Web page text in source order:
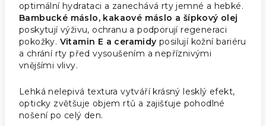
optimální hydrataci a zanechává rty jemné a hebké.
Bambucké máslo, kakaové máslo a šípkový olej
poskytují výživu, ochranu a podporují regeneraci
pokožky. Vitamin E a ceramidy posilují kožní bariéru
a chrání rty před vysoušením a nepříznivými
vnějšími vlivy.
Lehká nelepivá textura vytváří krásný lesklý efekt,
opticky zvětšuje objem rtů a zajišťuje pohodlné
nošení po celý den.